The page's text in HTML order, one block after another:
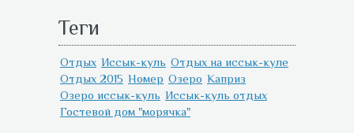
Теги
Отдых Иссык-куль Отдых на иссык-куле
Отдых 2015 Номер Озеро Каприз
Озеро иссык-куль Иссык-куль отдых
Гостевой дом "морячка"